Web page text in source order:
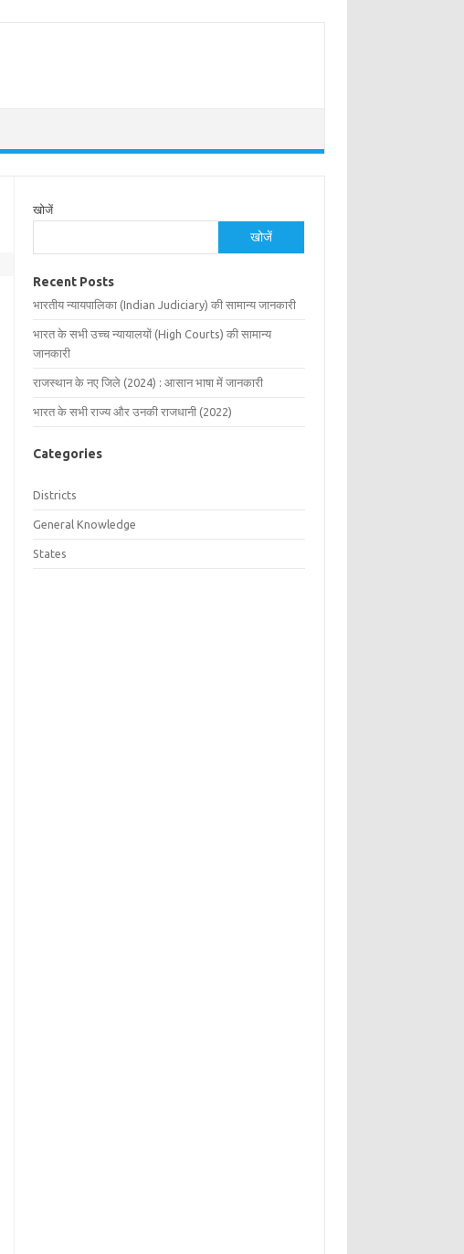
खोजें
खोजें
Recent Posts
भारतीय न्यायपालिका (Indian Judiciary) की सामान्य जानकारी
भारत के सभी उच्च न्यायालयों (High Courts) की सामान्य
जानकारी
राजस्थान के नए जिले (2024) : आसान भाषा में जानकारी
भारत के सभी राज्य और उनकी राजधानी (2022)
Categories
Districts
General Knowledge
States